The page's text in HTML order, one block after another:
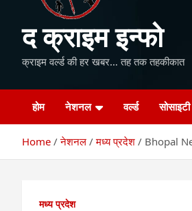
द क्राइम इन्फो
क्राइम वर्ल्ड की हर खबर… तह तक तहकीकात
होम नेशनल वर्ल्ड सोसाइटी
Home नेशनल मध्य प्रदेश Bhopal
मध्य प्रदेश